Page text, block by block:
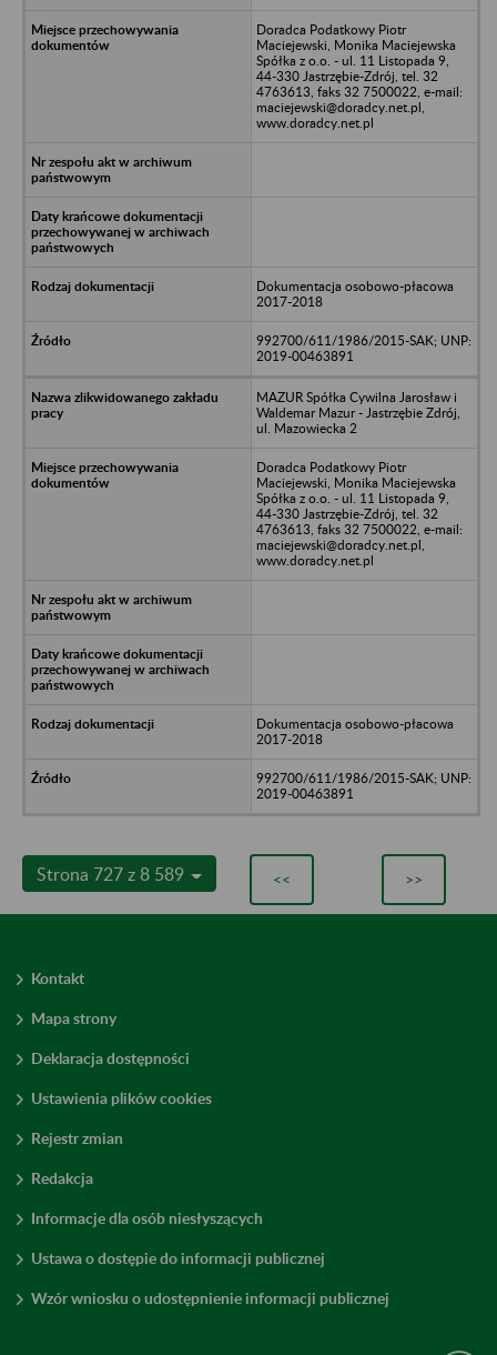
Doradca Podatkowy Piotr
Maciejewski, Monika Maciejewska
Spółka z o.o. - ul. 11 Listopada 9,
44-330 Jastrzębie-Zdrój, tel. 32
4763613, faks 32 7500022, e-mail:
maciejewski@doradcy.net.pl,
www.doradcy.net.pl
Dokumentacja osobowo-płacowa
2017-2018
992700/611/1986/2015-SAK; UNP:
2019-00463891
MAZUR Spółka Cywilna Jarosław i
Waldemar Mazur - Jastrzębie Zdrój,
ul. Mazowiecka 2
Doradca Podatkowy Piotr
Maciejewski, Monika Maciejewska
Spółka z o.o. - ul. 11 Listopada 9,
44-330 Jastrzębie-Zdrój, tel. 32
4763613, faks 32 7500022, e-mail:
maciejewski@doradcy.net.pl,
www.doradcy.net.pl
Dokumentacja osobowo-płacowa
2017-2018
992700/611/1986/2015-SAK; UNP:
2019-00463891
Strona 727 z 8 589 << >>
Kontakt
Mapa strony
Deklaracja dostępności
Ustawienia plików cookies
Rejestr zmian
Redakcja
Informacje dla osób niesłyszących
Ustawa o dostępie do informacji publicznej
Wzór wniosku o udostępnienie informacji publicznej